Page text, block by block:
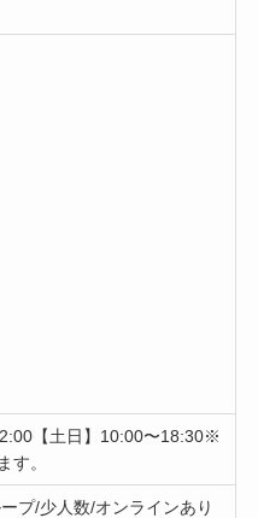
【土日】10:00〜18:30※
す。
プ/少人数/オンラインあり